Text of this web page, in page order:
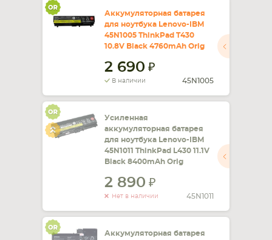
Аккумуляторная батарея
для ноутбука Lenovo-IBM
45N1005 ThinkPad T430
10.8V Black 4760mAh Orig
2 690
В наличии 45N1005
Усиленная
аккумуляторная батарея
для ноутбука Lenovo-IBM
45N1011 ThinkPad L430 11.1V
Black 8400mAh Orig
2 890
Нет в наличии 45N1011
Аккумуляторная батарея